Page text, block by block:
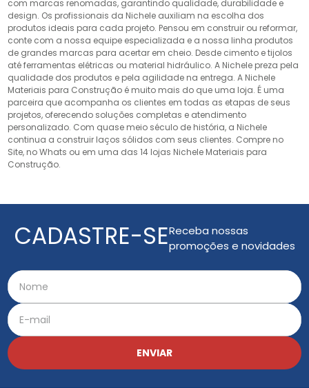
com marcas renomadas, garantindo qualidade, durabilidade e
design. Os profissionais da Nichele auxiliam na escolha dos
produtos ideais para cada projeto. Pensou em construir ou reformar,
conte com a nossa equipe especializada e a nossa linha produtos
de grandes marcas para acertar em cheio. Desde cimento e tijolos
até ferramentas elétricas ou material hidráulico. A Nichele preza pela
qualidade dos produtos e pela agilidade na entrega. A Nichele
Materiais para Construção é muito mais do que uma loja. É uma
parceira que acompanha os clientes em todas as etapas de seus
projetos, oferecendo soluções completas e atendimento
personalizado. Com quase meio século de história, a Nichele
continua a construir laços sólidos com seus clientes. Compre no
Site, no Whats ou em uma das 14 lojas Nichele Materiais para
Construção.
CADASTRE-SEReceba nossas
promoções e novidades
ENVIAR